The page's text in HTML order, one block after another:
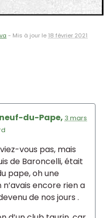
- Mis à jour le 18 février 2021
du-Pape, 3 mars
vous pas, mais
de Baroncelli, était
pape, oh une
encore rien a
de nos jours .